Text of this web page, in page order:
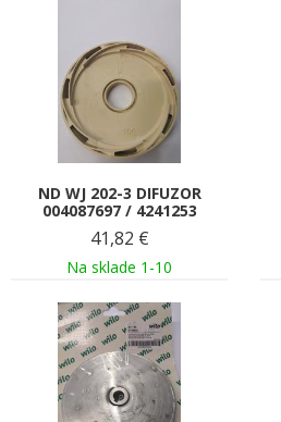
ND WJ 202-3 DIFUZOR
004087697 / 4241253
41,82 €
Na sklade 1-10